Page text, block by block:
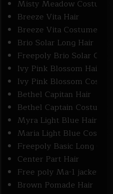
Misty Meadow Costume
Breeze Vita Hair
Breeze Vita Costume
Brio Solar Long Hair
Freepoly Brio Solar
Ivy Pink Blossom Hair
Ivy Pink Blossom
Bethel Capitan Hair
Bethel Captain Costume
Myra Light Blue Hair
Maria Light Blue
Freepoly Basic Long
Center Part Hair
Free poly Ma-1 jacket
Brown Pomade Hair